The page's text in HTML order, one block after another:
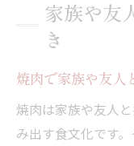
家族や友
き
焼肉で家族や友人
焼肉は家族や友人
み出す食文化です